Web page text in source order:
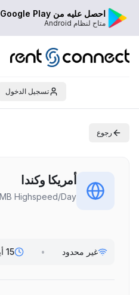
احصل عليه من Google Play
متاح لنظام Android
تسجيل الدخول
رجوع
أمريكا وكندا
Highspeed/Day
غير محدود • 15 أيام